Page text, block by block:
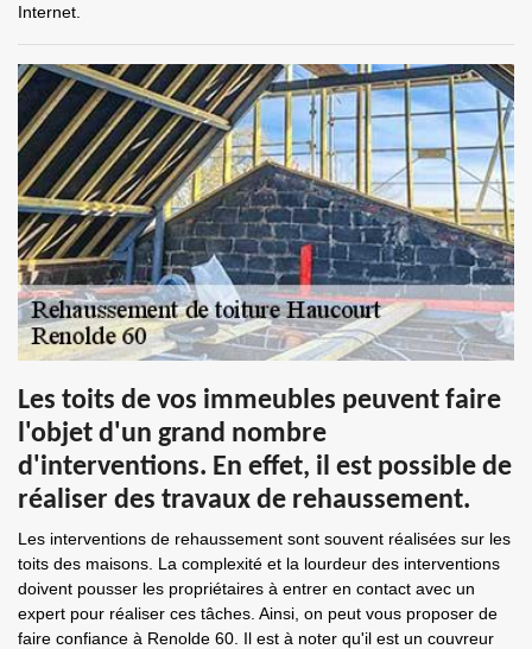
Internet.
Les toits de vos immeubles peuvent faire
l'objet d'un grand nombre
d'interventions. En effet, il est possible de
réaliser des travaux de rehaussement.
Les interventions de rehaussement sont souvent réalisées sur les
toits des maisons. La complexité et la lourdeur des interventions
doivent pousser les propriétaires à entrer en contact avec un
expert pour réaliser ces tâches. Ainsi, on peut vous proposer de
faire confiance à Renolde 60. Il est à noter qu'il est un couvreur